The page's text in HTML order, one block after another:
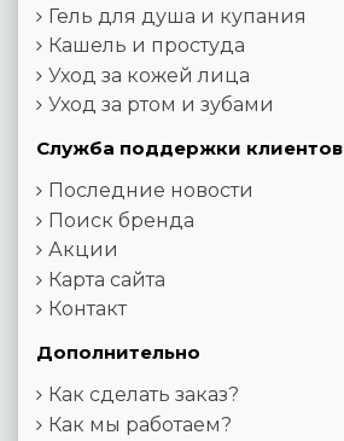
Гель для душа и купания
Кашель и простуда
Уход за кожей лица
Уход за ртом и зубами
Служба поддержки клиентов
Последние новости
Поиск бренда
Акции
Карта сайта
Контакт
Дополнительно
Как сделать заказ?
Как мы работаем?